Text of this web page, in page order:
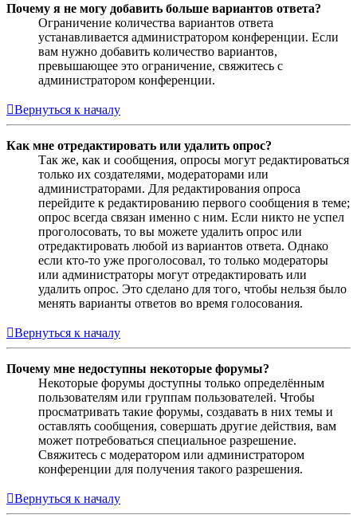
Почему я не могу добавить больше вариантов ответа?
Ограничение количества вариантов ответа
устанавливается администратором конференции. Если
вам нужно добавить количество вариантов,
превышающее это ограничение, свяжитесь с
администратором конференции.
Вернуться к началу
Как мне отредактировать или удалить опрос?
Так же, как и сообщения, опросы могут редактироваться
только их создателями, модераторами или
администраторами. Для редактирования опроса
перейдите к редактированию первого сообщения в теме;
опрос всегда связан именно с ним. Если никто не успел
проголосовать, то вы можете удалить опрос или
отредактировать любой из вариантов ответа. Однако
если кто-то уже проголосовал, то только модераторы
или администраторы могут отредактировать или
удалить опрос. Это сделано для того, чтобы нельзя было
менять варианты ответов во время голосования.
Вернуться к началу
Почему мне недоступны некоторые форумы?
Некоторые форумы доступны только определённым
пользователям или группам пользователей. Чтобы
просматривать такие форумы, создавать в них темы и
оставлять сообщения, совершать другие действия, вам
может потребоваться специальное разрешение.
Свяжитесь с модератором или администратором
конференции для получения такого разрешения.
Вернуться к началу